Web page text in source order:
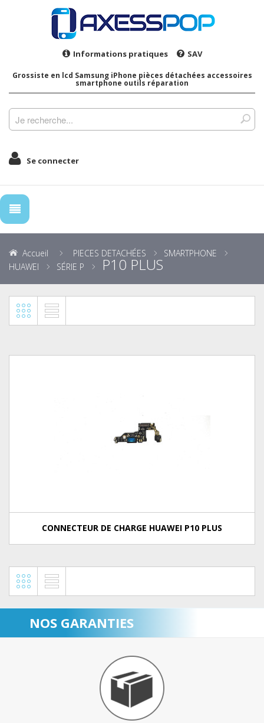
Informations pratiques SAV
Grossiste en lcd Samsung iPhone pièces détachées accessoires
smartphone outils réparation
Se connecter
Accueil PIECES DETACHÉES
SMARTPHONE
HUAWEI
SÉRIE P P10 PLUS
CONNECTEUR DE CHARGE HUAWEI P10 PLUS
NOS GARANTIES